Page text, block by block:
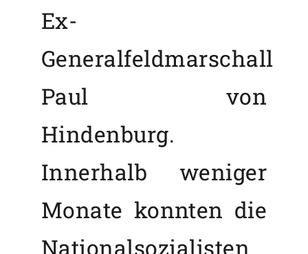
Ex-
Generalfeldmarschall
Paul von
Hindenburg.
Innerhalb weniger
Monate konnten die
Nationalsozialisten